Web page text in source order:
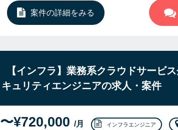
案件の詳細をみる
【インフラ】業務系クラウドサービ
キュリティエンジニアの求人・案件
〜¥720,000 /月 インフラエンジニア